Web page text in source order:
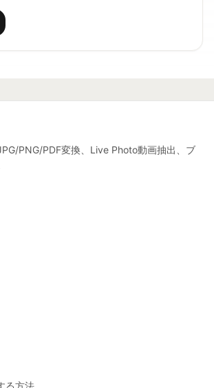
PNG/PDF変換、Live Photo動画抽出、ブ
る方法